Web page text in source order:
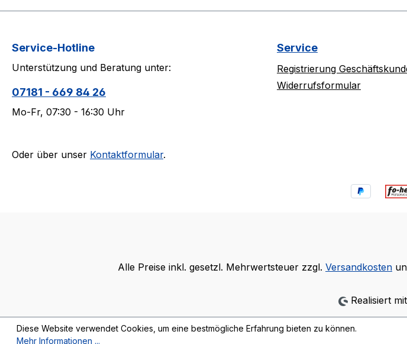
Service-Hotline
Unterstützung und Beratung unter:
07181 - 669 84 26
Mo-Fr, 07:30 - 16:30 Uhr
Oder über unser Kontaktformular.
Service
Registrierung
Widerrufsformular
Alle Preise inkl. gesetzl. Mehrwertsteuer zzgl. Versandkosten
Realisiert
Diese Website verwendet Cookies, um eine bestmögliche Erfahrung bieten zu können.
Mehr Informationen ...